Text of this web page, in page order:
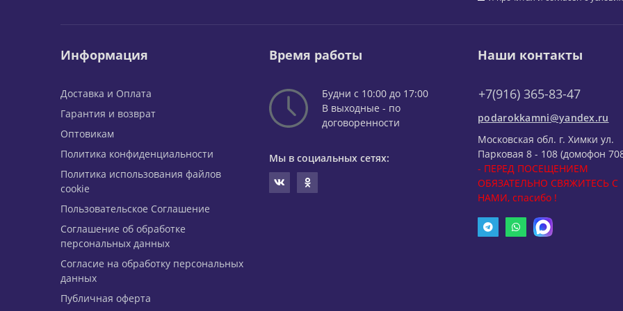
Информация
Доставка и Оплата
Гарантия и возврат
Оптовикам
Политика конфиденциальности
Политика использования файлов
cookie
Пользовательское Соглашение
Соглашение об обработке
персональных данных
Согласие на обработку персональных
данных
Публичная оферта
Время работы
Будни с 10:00 до 17:00
В выходные - по
договоренности
Мы в социальных сетях:
Наши контакты
+7(916) 365-83-47
podarokkamni@yandex.ru
Московская обл. г. Химки ул.
Парковая 8 - 108 (домофон
- ПЕРЕД ПОСЕЩЕНИЕМ
ОБЯЗАТЕЛЬНО СВЯЖИТЕСЬ С
НАМИ, спасибо !